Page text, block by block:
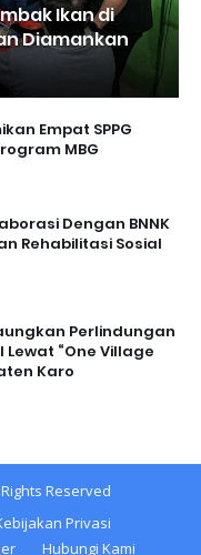
Ikan di
Diamankan
Empat SPPG
MBG
Dengan BNNK
Rehabilitasi Sosial
Perlindungan
“One Village
Karo
Reserved
Privasi
Hubungi Kami